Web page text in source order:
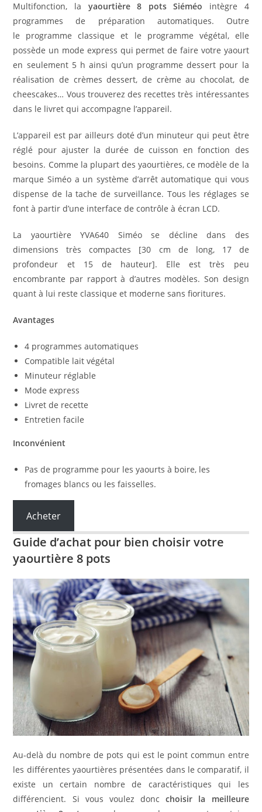
Multifonction, la yaourtière 8 pots Siéméo intègre 4
programmes de préparation automatiques. Outre
le programme classique et le programme végétal, elle
possède un mode express qui permet de faire votre yaourt
en seulement 5 h ainsi qu’un programme dessert pour la
réalisation de crèmes dessert, de crème au chocolat, de
cheescakes… Vous trouverez des recettes très intéressantes
dans le livret qui accompagne l’appareil.
L’appareil est par ailleurs doté d’un minuteur qui peut être
réglé pour ajuster la durée de cuisson en fonction des
besoins. Comme la plupart des yaourtières, ce modèle de la
marque Siméo a un système d’arrêt automatique qui vous
dispense de la tache de surveillance. Tous les réglages se
font à partir d’une interface de contrôle à écran LCD.
La yaourtière YVA640 Siméo se décline dans des
dimensions très compactes [30 cm de long, 17 de
profondeur et 15 de hauteur]. Elle est très peu
encombrante par rapport à d’autres modèles. Son design
quant à lui reste classique et moderne sans fioritures.
Avantages
4 programmes automatiques
Compatible lait végétal
Minuteur réglable
Mode express
Livret de recette
Entretien facile
Inconvénient
Pas de programme pour les yaourts à boire, les
fromages blancs ou les faisselles.
Acheter
Guide d’achat pour bien choisir votre
yaourtière 8 pots
Au-delà du nombre de pots qui est le point commun entre
les différentes yaourtières présentées dans le comparatif, il
existe un certain nombre de caractéristiques qui les
différencient. Si vous voulez doncchoisir la meilleure